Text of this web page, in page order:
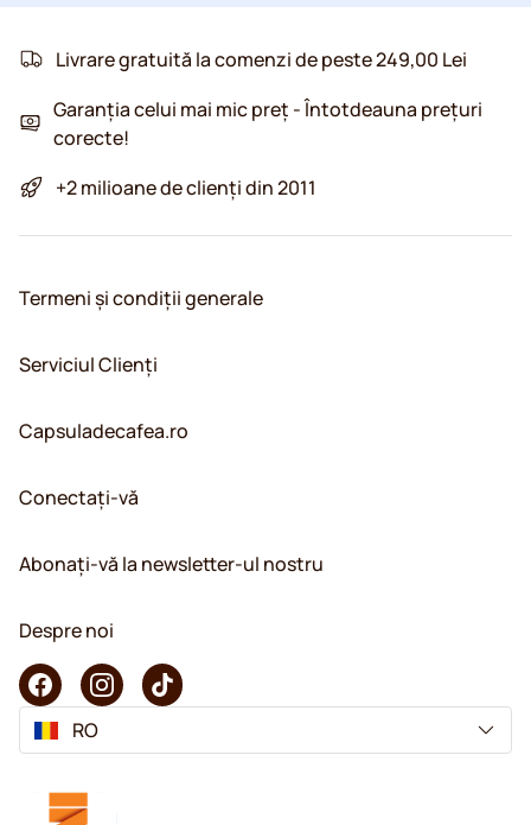
Livrare gratuită la comenzi de peste 249,00 Lei
Garanția celui mai mic preț - Întotdeauna prețuri
corecte!
+2 milioane de clienți din 2011
Termeni și condiții generale
Serviciul Clienți
Capsuladecafea.ro
Conectați-vă
Abonați-vă la newsletter-ul nostru
Despre noi
RO